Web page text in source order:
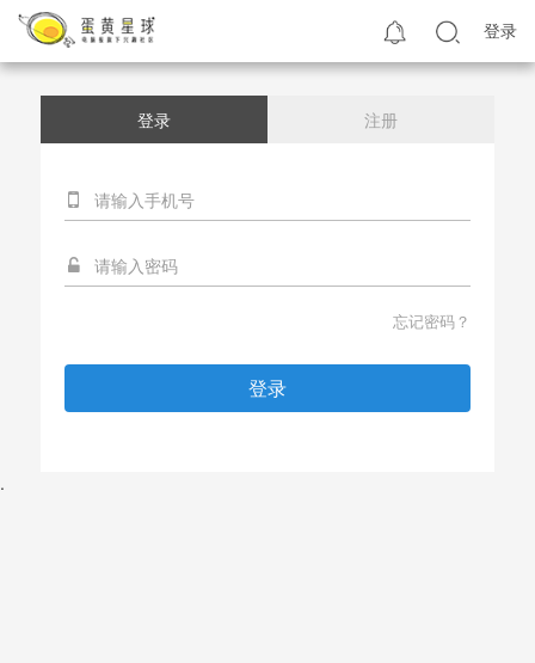
登录
登录 注册
忘记密码？
登录
.